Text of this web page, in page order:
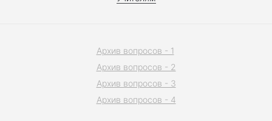
Архив вопросов - 1
Архив вопросов - 2
Архив вопросов - 3
Архив вопросов - 4